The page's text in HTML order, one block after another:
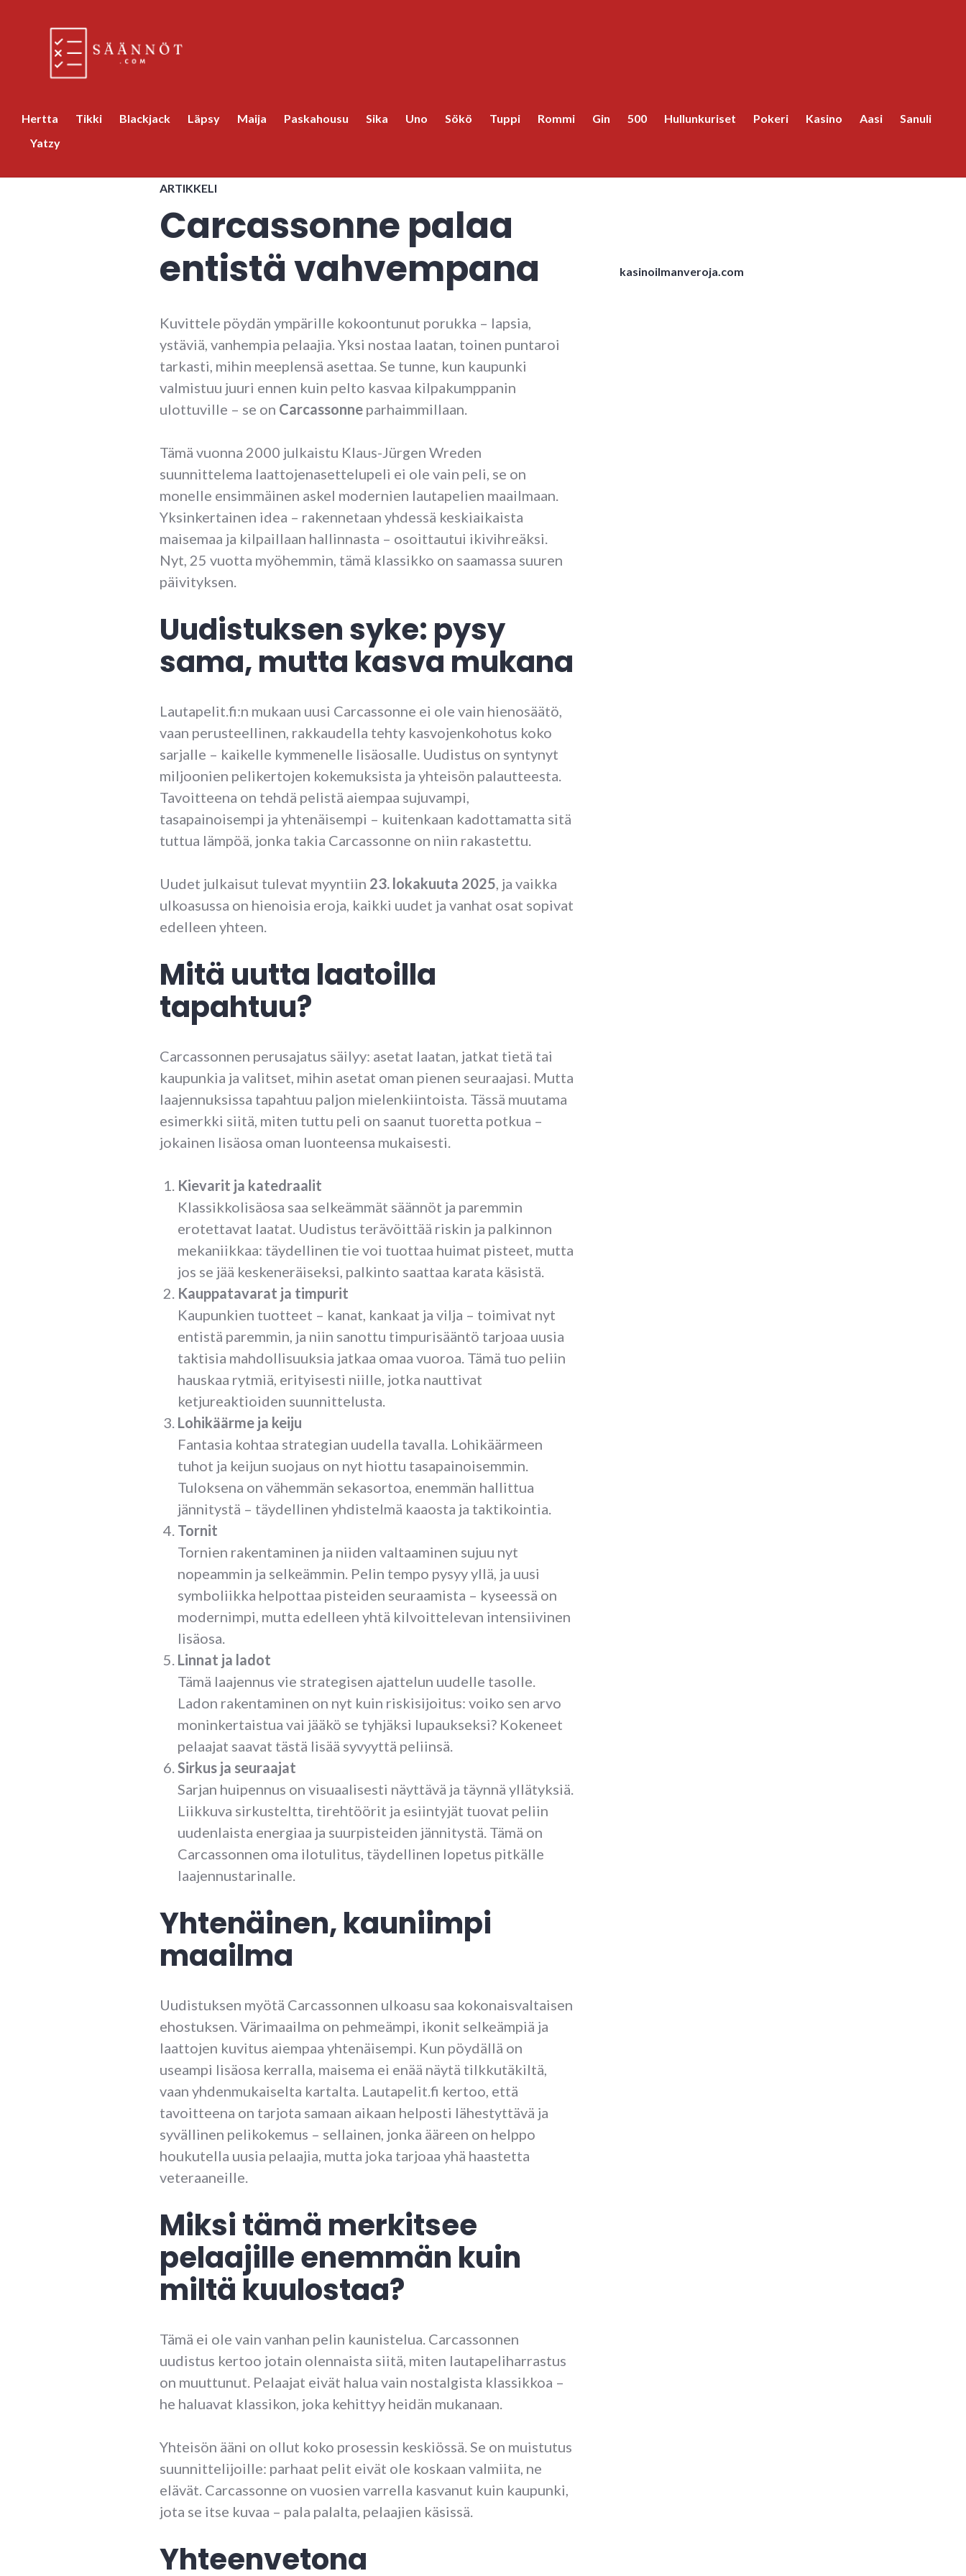
Hertta Tikki Blackjack Läpsy Maija Paskahousu Sika Uno Sökö Tuppi Rommi Gin 500 Hullunkuriset Pokeri Kasino Aasi
Sanuli
Yatzy
ARTIKKELI
Carcassonne palaa
entistä vahvempana
Kuvittele pöydän ympärille kokoontunut porukka – lapsia,
ystäviä, vanhempia pelaajia. Yksi nostaa laatan, toinen puntaroi
tarkasti, mihin meeplensä asettaa. Se tunne, kun kaupunki
valmistuu juuri ennen kuin pelto kasvaa kilpakumppanin
ulottuville – se on Carcassonne parhaimmillaan.
Tämä vuonna 2000 julkaistu Klaus-Jürgen Wreden
suunnittelema laattojenasettelupeli ei ole vain peli, se on
monelle ensimmäinen askel modernien lautapelien maailmaan.
Yksinkertainen idea – rakennetaan yhdessä keskiaikaista
maisemaa ja kilpaillaan hallinnasta – osoittautui ikivihreäksi.
Nyt, 25 vuotta myöhemmin, tämä klassikko on saamassa suuren
päivityksen.
Uudistuksen syke: pysy
sama, mutta kasva mukana
Lautapelit.fi:n mukaan uusi Carcassonne ei ole vain hienosäätö,
vaan perusteellinen, rakkaudella tehty kasvojenkohotus koko
sarjalle – kaikelle kymmenelle lisäosalle. Uudistus on syntynyt
miljoonien pelikertojen kokemuksista ja yhteisön palautteesta.
Tavoitteena on tehdä pelistä aiempaa sujuvampi,
tasapainoisempi ja yhtenäisempi – kuitenkaan kadottamatta sitä
tuttua lämpöä, jonka takia Carcassonne on niin rakastettu.
Uudet julkaisut tulevat myyntiin 23. lokakuuta 2025, ja vaikka
ulkoasussa on hienoisia eroja, kaikki uudet ja vanhat osat sopivat
edelleen yhteen.
Mitä uutta laatoilla
tapahtuu?
Carcassonnen perusajatus säilyy: asetat laatan, jatkat tietä tai
kaupunkia ja valitset, mihin asetat oman pienen seuraajasi. Mutta
laajennuksissa tapahtuu paljon mielenkiintoista. Tässä muutama
esimerkki siitä, miten tuttu peli on saanut tuoretta potkua –
jokainen lisäosa oman luonteensa mukaisesti.
Kievarit ja katedraalit
Klassikkolisäosa saa selkeämmät säännöt ja paremmin
erotettavat laatat. Uudistus terävöittää riskin ja palkinnon
mekaniikkaa: täydellinen tie voi tuottaa huimat pisteet, mutta
jos se jää keskeneräiseksi, palkinto saattaa karata käsistä.
Kauppatavarat ja timpurit
Kaupunkien tuotteet – kanat, kankaat ja vilja – toimivat nyt
entistä paremmin, ja niin sanottu timpurisääntö tarjoaa uusia
taktisia mahdollisuuksia jatkaa omaa vuoroa. Tämä tuo peliin
hauskaa rytmiä, erityisesti niille, jotka nauttivat
ketjureaktioiden suunnittelusta.
Lohikäärme ja keiju
Fantasia kohtaa strategian uudella tavalla. Lohikäärmeen
tuhot ja keijun suojaus on nyt hiottu tasapainoisemmin.
Tuloksena on vähemmän sekasortoa, enemmän hallittua
jännitystä – täydellinen yhdistelmä kaaosta ja taktikointia.
Tornit
Tornien rakentaminen ja niiden valtaaminen sujuu nyt
nopeammin ja selkeämmin. Pelin tempo pysyy yllä, ja uusi
symboliikka helpottaa pisteiden seuraamista – kyseessä on
modernimpi, mutta edelleen yhtä kilvoittelevan intensiivinen
lisäosa.
Linnat ja ladot
Tämä laajennus vie strategisen ajattelun uudelle tasolle.
Ladon rakentaminen on nyt kuin riskisijoitus: voiko sen arvo
moninkertaistua vai jääkö se tyhjäksi lupaukseksi? Kokeneet
pelaajat saavat tästä lisää syvyyttä peliinsä.
Sirkus ja seuraajat
Sarjan huipennus on visuaalisesti näyttävä ja täynnä yllätyksiä.
Liikkuva sirkusteltta, tirehtöörit ja esiintyjät tuovat peliin
uudenlaista energiaa ja suurpisteiden jännitystä. Tämä on
Carcassonnen oma ilotulitus, täydellinen lopetus pitkälle
laajennustarinalle.
Yhtenäinen, kauniimpi
maailma
Uudistuksen myötä Carcassonnen ulkoasu saa kokonaisvaltaisen
ehostuksen. Värimaailma on pehmeämpi, ikonit selkeämpiä ja
laattojen kuvitus aiempaa yhtenäisempi. Kun pöydällä on
useampi lisäosa kerralla, maisema ei enää näytä tilkkutäkiltä,
vaan yhdenmukaiselta kartalta. Lautapelit.fi kertoo, että
tavoitteena on tarjota samaan aikaan helposti lähestyttävä ja
syvällinen pelikokemus – sellainen, jonka ääreen on helppo
houkutella uusia pelaajia, mutta joka tarjoaa yhä haastetta
veteraaneille.
Miksi tämä merkitsee
pelaajille enemmän kuin
miltä kuulostaa?
Tämä ei ole vain vanhan pelin kaunistelua. Carcassonnen
uudistus kertoo jotain olennaista siitä, miten lautapeliharrastus
on muuttunut. Pelaajat eivät halua vain nostalgista klassikkoa –
he haluavat klassikon, joka kehittyy heidän mukanaan.
Yhteisön ääni on ollut koko prosessin keskiössä. Se on muistutus
suunnittelijoille: parhaat pelit eivät ole koskaan valmiita, ne
elävät. Carcassonne on vuosien varrella kasvanut kuin kaupunki,
jota se itse kuvaa – pala palalta, pelaajien käsissä.
Yhteenvetona
kasinoilmanveroja.com